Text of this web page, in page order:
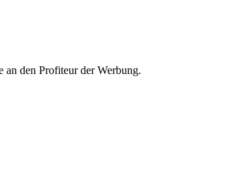
an den Profiteur der Werbung.